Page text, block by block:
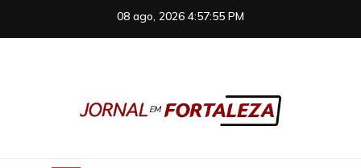
08 ago, 2026 4:57:55 PM